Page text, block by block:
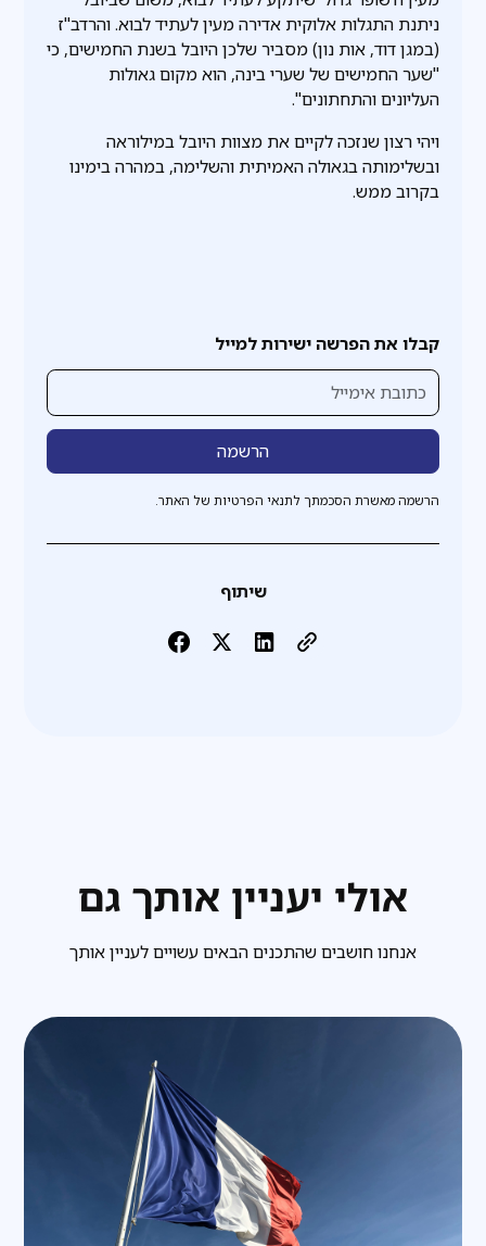
קבלו את הפרשה ישירות למייל
הרשמה מאשרת הסכמתך לתנאי הפרטיות של האתר.
שיתוף
ניתנת התגלות אלוקית אדירה מעין לעתיד לבוא. והרדב"ז
(במגן דוד, אות נון) מסביר שלכן היובל בשנת החמישים, כי
"שער החמישים של שערי בינה, הוא מקום גאולות
העליונים והתחתונים".
ויהי רצון שנזכה לקיים את מצוות היובל במילוראה
ובשלימותה בגאולה האמיתית והשלימה, במהרה בימינו
בקרוב ממש.
אולי יעניין אותך גם
אנחנו חושבים שהתכנים הבאים עשויים לעניין אותך